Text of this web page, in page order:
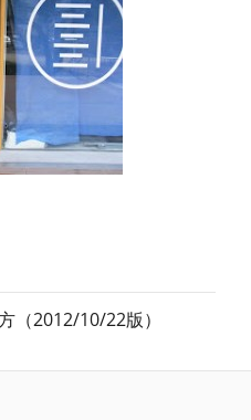
ン
ス
マ
ン
（2012/10/22版）